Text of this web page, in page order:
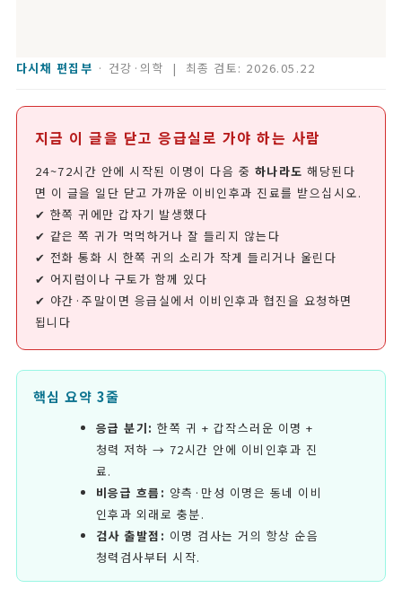
다시채 편집부 · 건강·의학 | 최종 검토: 2026.05.22
지금 이 글을 닫고 응급실로 가야 하는 사람
24~72시간 안에 시작된 이명이 다음 중 하나라도 해당된다
면 이 글을 일단 닫고 가까운 이비인후과 진료를 받으십시오.
✔ 한쪽 귀에만 갑자기 발생했다
✔ 같은 쪽 귀가 먹먹하거나 잘 들리지 않는다
✔ 전화 통화 시 한쪽 귀의 소리가 작게 들리거나 울린다
✔ 어지럼이나 구토가 함께 있다
✔ 야간·주말이면 응급실에서 이비인후과 협진을 요청하면
됩니다
핵심 요약 3줄
응급 분기: 한쪽 귀 + 갑작스러운 이명 +
청력 저하 → 72시간 안에 이비인후과 진
료.
비응급 흐름: 양측·만성 이명은 동네 이비
인후과 외래로 충분.
검사 출발점: 이명 검사는 거의 항상 순음
청력검사부터 시작.